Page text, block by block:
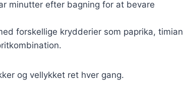
minutter efter bagning for at bevare
forskellige krydderier som paprika, timian
og vellykket ret hver gang.